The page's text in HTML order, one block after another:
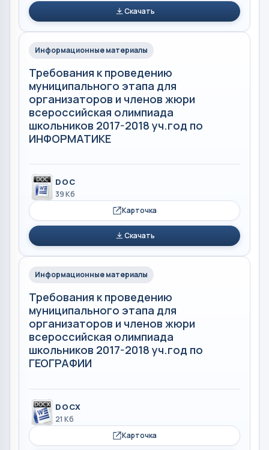
Скачать
Информационные материалы
Требования к проведению
муниципального этапа для
организаторов и членов жюри
всероссийская олимпиада
школьников 2017-2018 уч.год по
ИНФОРМАТИКЕ
DOC
39 Кб
Карточка
Скачать
Информационные материалы
Требования к проведению
муниципального этапа для
организаторов и членов жюри
всероссийская олимпиада
школьников 2017-2018 уч.год по
ГЕОГРАФИИ
DOCX
21 Кб
Карточка